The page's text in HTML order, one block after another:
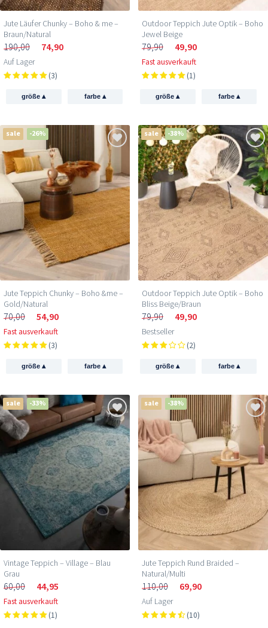
Jute Läufer Chunky – Boho & me –
Braun/Natural
190,00 74,90
Auf Lager
(3)
größe▴ farbe ▴
Outdoor Teppich Jute Optik – Boho
Jewel Beige
79,90 49,90
Fast ausverkauft
(1)
größe▴ farbe ▴
sale -26%
Jute Teppich Chunky – Boho &me –
Gold/Natural
70,00 54,90
Fast ausverkauft
(3)
größe▴ farbe ▴
sale -38%
Outdoor Teppich Jute Optik – Boho
Bliss Beige/Braun
79,90 49,90
Bestseller
(2)
größe▴ farbe ▴
sale -33%
Vintage Teppich – Village – Blau
Grau
60,00 44,95
Fast ausverkauft
(1)
sale -38%
Jute Teppich Rund Braided –
Natural/Multi
110,00 69,90
Auf Lager
(10)